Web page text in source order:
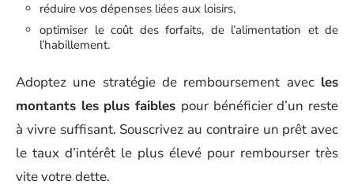
réduire vos dépenses liées aux loisirs,
optimiser le coût des forfaits, de l’alimentation et de
l’habillement.
Adoptez une stratégie de remboursement avec les
montants les plus faibles pour bénéficier d’un reste
à vivre suffisant. Souscrivez au contraire un prêt avec
le taux d’intérêt le plus élevé pour rembourser très
vite votre dette.